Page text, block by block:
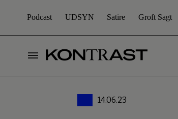
Podcast UDSYN Satire Groft Sagt
14.06.23